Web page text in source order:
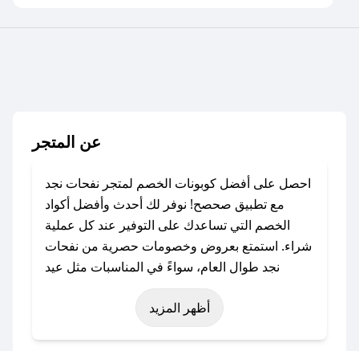
عن المتجر
احصل على أفضل كوبونات الخصم لمتجر نفحات نجد
مع تطبيق صحصح! نوفر لك أحدث وأفضل أكواد
الخصم التي تساعدك على التوفير عند كل عملية
شراء. استمتع بعروض وخصومات حصرية من نفحات
نجد طوال العام، سواءً في المناسبات مثل عيد
الفطر، عيد الأضحى، الجمعة البيضاء (شهر نوفمبر)،
رمضان، اليوم الوطني، يوم التأسيس، أو حتى عروض
أظهر المزيد